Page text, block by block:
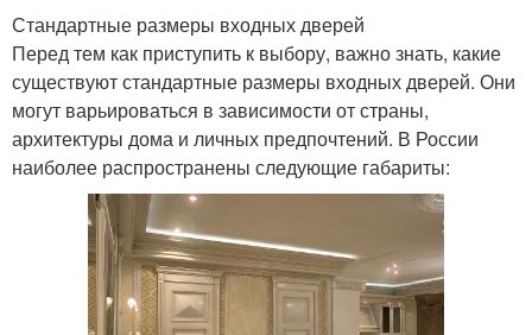
Стандартные размеры входных дверей
Перед тем как приступить к выбору, важно знать, какие
существуют стандартные размеры входных дверей. Они
могут варьироваться в зависимости от страны,
архитектуры дома и личных предпочтений. В России
наиболее распространены следующие габариты: